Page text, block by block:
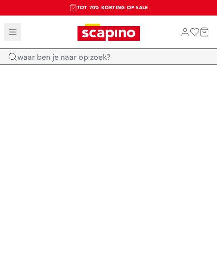
TOT 70% KORTING OP SALE
SALE: LAATSTE KANS!
SHOP NIEUW
Home